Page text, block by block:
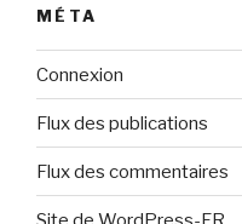
MÉTA
Connexion
Flux des publications
Flux des commentaires